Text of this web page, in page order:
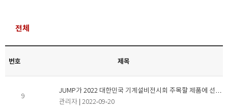
전체
번호 제목
9
JUMP가 2022 대한민국 기계설비전시회 주목할 제품에 선정
됐습니다.
관리자| 2022-09-20